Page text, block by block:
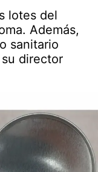
lotes del
Además,
sanitario
director